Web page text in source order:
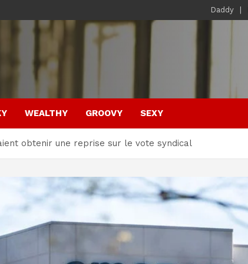
Daddy
WEALTHY GROOVY SEXY
obtenir une reprise sur le vote syndical